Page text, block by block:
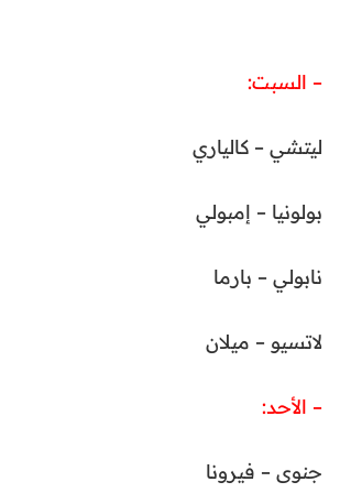
– السبت:
ليتشي – كالياري
بولونيا – إمبولي
نابولي – بارما
لاتسيو – ميلان
– الأحد:
جنوى – فيرونا